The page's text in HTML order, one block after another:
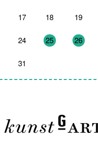
17 18 19
24 25 26
31